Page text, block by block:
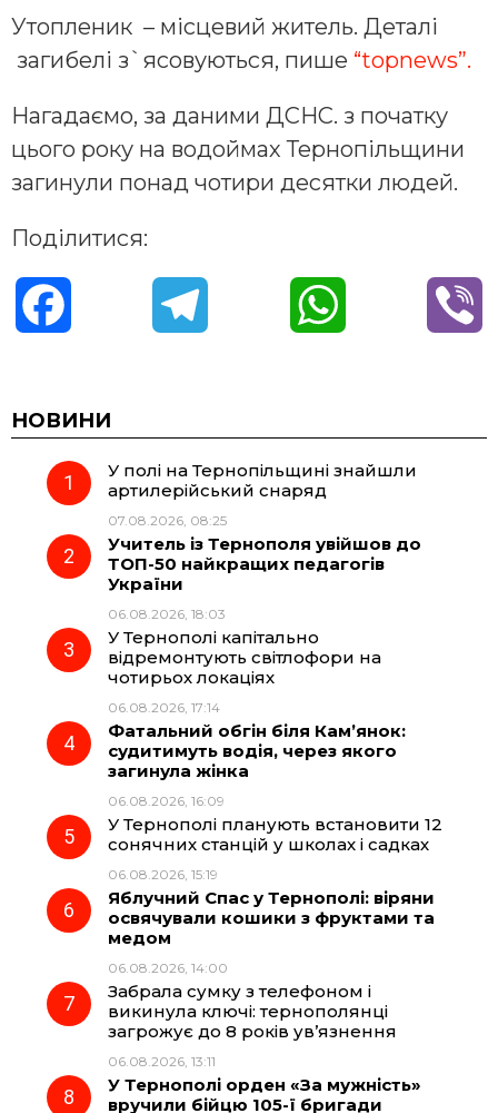
Утопленик – місцевий житель. Деталі
загибелі з`ясовуються, пише “topnews”.
Нагадаємо, за даними ДСНС. з початку
цього року на водоймах Тернопільщини
загинули понад чотири десятки людей.
Поділитися:
c
e
o
o
e
g
a
t
НОВИНИ
У полі на Тернопільщині знайшли
артилерійський снаряд
07.08.2026, 08:25
Учитель із Тернополя увійшов до
ТОП-50 найкращих педагогів
України
06.08.2026, 18:03
У Тернополі капітально
відремонтують світлофори на
чотирьох локаціях
06.08.2026, 17:14
Фатальний обгін біля Кам’янок:
судитимуть водія, через якого
загинула жінка
06.08.2026, 16:09
У Тернополі планують встановити 12
сонячних станцій у школах і садках
06.08.2026, 15:19
Яблучний Спас у Тернополі: віряни
освячували кошики з фруктами та
медом
06.08.2026, 14:00
Забрала сумку з телефоном і
викинула ключі: тернополянці
загрожує до 8 років ув’язнення
06.08.2026, 13:11
У Тернополі орден «За мужність»
вручили бійцю 105-ї бригади